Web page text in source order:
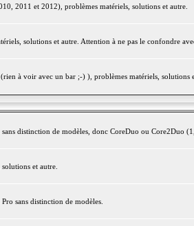
2011 et 2012), problèmes matériels, solutions et autre.
solutions et autre. Attention à ne pas le confondre
à voir avec un bar ;-) ), problèmes matériels, solutions
distinction de modèles, donc CoreDuo ou Core2Duo
et autre.
sans distinction de modèles.